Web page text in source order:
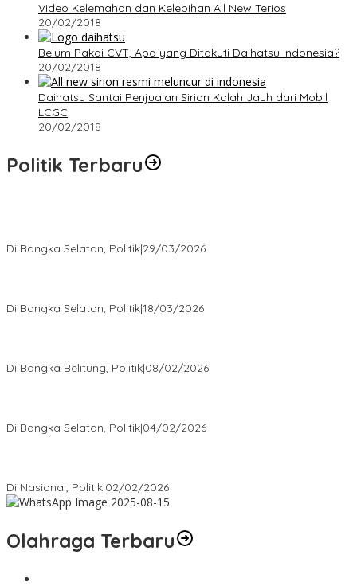
Video Kelemahan dan Kelebihan All New Terios
20/02/2018
Belum Pakai CVT, Apa yang Ditakuti Daihatsu Indonesia?
20/02/2018
Daihatsu Santai Penjualan Sirion Kalah Jauh dari Mobil
LCGC
20/02/2018
Politik Terbaru
Di Bangka Selatan, Politik|29/03/2026
Di Bangka Selatan, Politik|18/03/2026
Di Bangka Belitung, Politik|08/02/2026
Di Bangka Selatan, Politik|04/02/2026
Di Nasional, Politik|02/02/2026
Olahraga Terbaru